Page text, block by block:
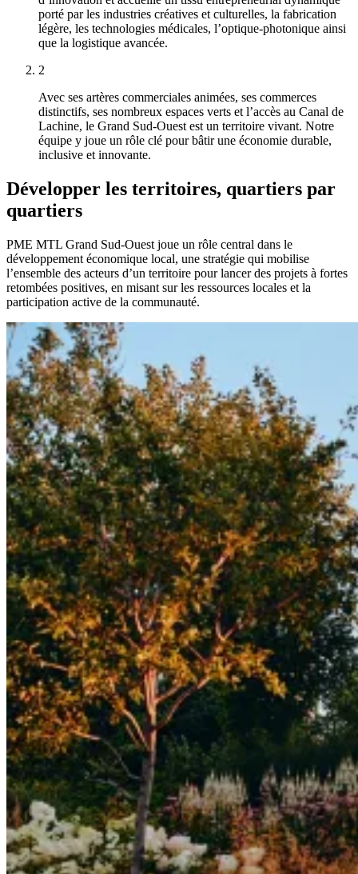
porté par les industries créatives et culturelles, la fabrication
légère, les technologies médicales, l’optique-photonique ainsi
que la logistique avancée.
2
Avec ses artères commerciales animées, ses commerces
distinctifs, ses nombreux espaces verts et l’accès au Canal de
Lachine, le Grand Sud-Ouest est un territoire vivant. Notre
équipe y joue un rôle clé pour bâtir une économie durable,
inclusive et innovante.
Développer les territoires, quartiers par
quartiers
PME MTL Grand Sud-Ouest joue un rôle central dans le
développement économique local, une stratégie qui mobilise
l’ensemble des acteurs d’un territoire pour lancer des projets à fortes
retombées positives, en misant sur les ressources locales et la
participation active de la communauté.